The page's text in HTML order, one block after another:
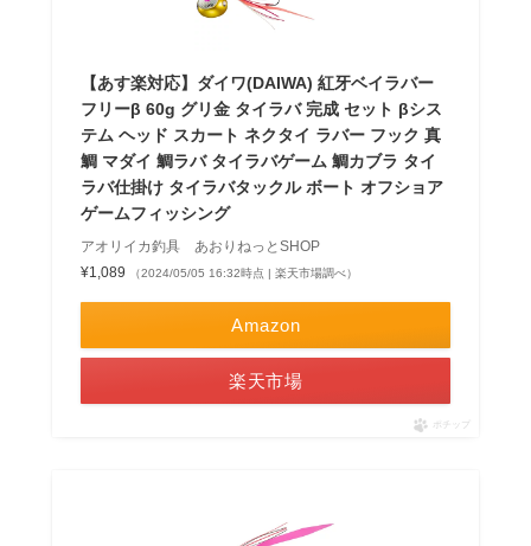
【あす楽対応】ダイワ(DAIWA) 紅牙ベイラバー
フリーβ 60g グリ金 タイラバ 完成 セット βシス
テム ヘッド スカート ネクタイ ラバー フック 真
鯛 マダイ 鯛ラバ タイラバゲーム 鯛カブラ タイ
ラバ仕掛け タイラバタックル ボート オフショア
ゲームフィッシング
アオリイカ釣具 あおりねっとSHOP
¥1,089
（2024/05/05 16:32時点 | 楽天市場調べ）
Amazon
楽天市場
ポチップ